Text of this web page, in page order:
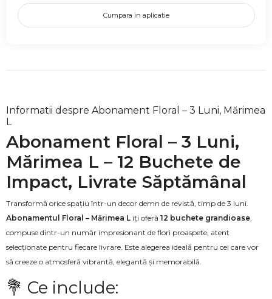
Cumpara in aplicatie
Informatii despre Abonament Floral – 3 Luni, Mărimea
L
Abonament Floral – 3 Luni,
Mărimea L – 12 Buchete de
Impact, Livrate Săptămânal
Transformă orice spațiu într-un decor demn de revistă, timp de 3 luni.
Abonamentul Floral – Mărimea L îți oferă 12 buchete grandioase,
compuse dintr-un număr impresionant de flori proaspete, atent
selecționate pentru fiecare livrare. Este alegerea ideală pentru cei care vor
să creeze o atmosferă vibrantă, elegantă și memorabilă.
💐 Ce include: